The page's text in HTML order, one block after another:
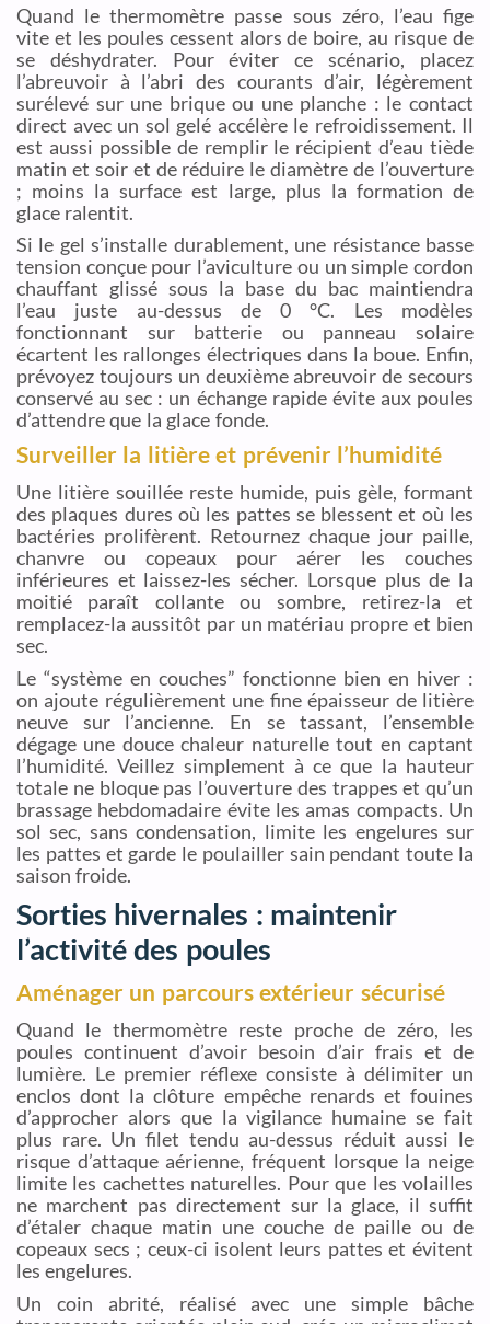
Quand le thermomètre passe sous zéro, l’eau fige
vite et les poules cessent alors de boire, au risque de
se déshydrater. Pour éviter ce scénario, placez
l’abreuvoir à l’abri des courants d’air, légèrement
surélevé sur une brique ou une planche : le contact
direct avec un sol gelé accélère le refroidissement. Il
est aussi possible de remplir le récipient d’eau tiède
matin et soir et de réduire le diamètre de l’ouverture
; moins la surface est large, plus la formation de
glace ralentit.
Si le gel s’installe durablement, une résistance basse
tension conçue pour l’aviculture ou un simple cordon
chauffant glissé sous la base du bac maintiendra
l’eau juste au-dessus de 0 °C. Les modèles
fonctionnant sur batterie ou panneau solaire
écartent les rallonges électriques dans la boue. Enfin,
prévoyez toujours un deuxième abreuvoir de secours
conservé au sec : un échange rapide évite aux poules
d’attendre que la glace fonde.
Surveiller la litière et prévenir l’humidité
Une litière souillée reste humide, puis gèle, formant
des plaques dures où les pattes se blessent et où les
bactéries prolifèrent. Retournez chaque jour paille,
chanvre ou copeaux pour aérer les couches
inférieures et laissez-les sécher. Lorsque plus de la
moitié paraît collante ou sombre, retirez-la et
remplacez-la aussitôt par un matériau propre et bien
sec.
Le “système en couches” fonctionne bien en hiver :
on ajoute régulièrement une fine épaisseur de litière
neuve sur l’ancienne. En se tassant, l’ensemble
dégage une douce chaleur naturelle tout en captant
l’humidité. Veillez simplement à ce que la hauteur
totale ne bloque pas l’ouverture des trappes et qu’un
brassage hebdomadaire évite les amas compacts. Un
sol sec, sans condensation, limite les engelures sur
les pattes et garde le poulailler sain pendant toute la
saison froide.
Sorties hivernales : maintenir
l’activité des poules
Aménager un parcours extérieur sécurisé
Quand le thermomètre reste proche de zéro, les
poules continuent d’avoir besoin d’air frais et de
lumière. Le premier réflexe consiste à délimiter un
enclos dont la clôture empêche renards et fouines
d’approcher alors que la vigilance humaine se fait
plus rare. Un filet tendu au-dessus réduit aussi le
risque d’attaque aérienne, fréquent lorsque la neige
limite les cachettes naturelles. Pour que les volailles
ne marchent pas directement sur la glace, il suffit
d’étaler chaque matin une couche de paille ou de
copeaux secs ; ceux-ci isolent leurs pattes et évitent
les engelures.
Un coin abrité, réalisé avec une simple bâche